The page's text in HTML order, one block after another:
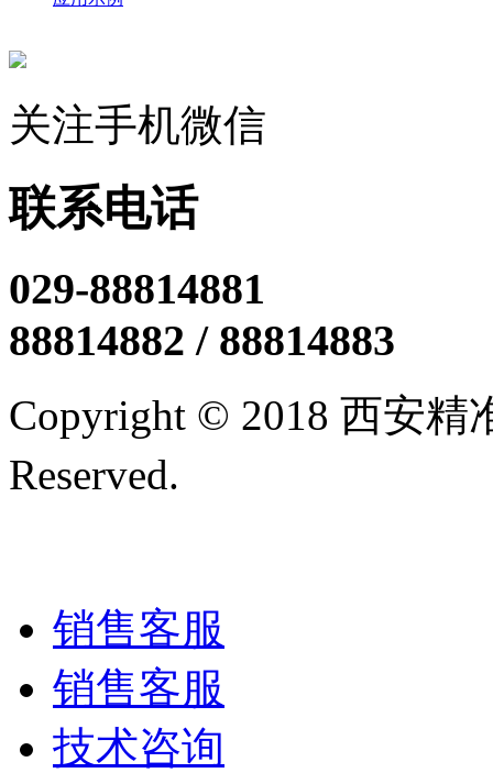
关注手机微信
联系电话
029-88814881
88814882 / 88814883
Copyright © 2018 西安精
Reserved.
销售客服
销售客服
技术咨询